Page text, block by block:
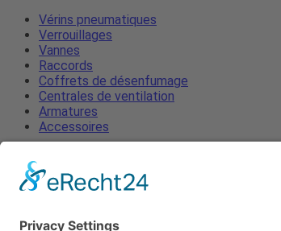
Vérins pneumatiques
Verrouillages
Vannes
Raccords
Coffrets de désenfumage
Centrales de ventilation
Armatures
Accessoires
Protection des données
Termes et Conditions